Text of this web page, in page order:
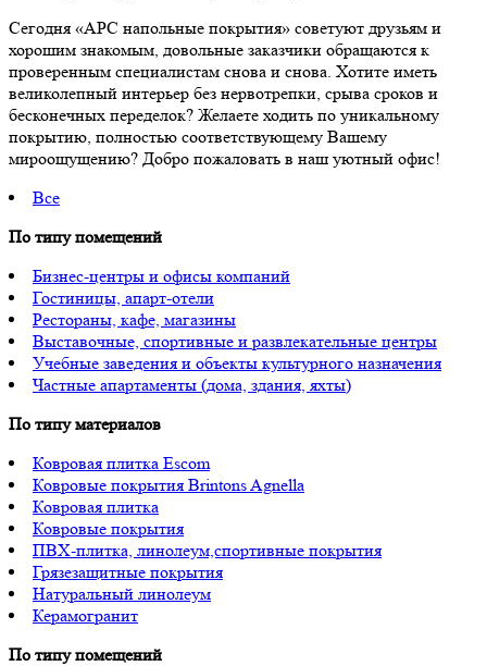
Сегодня «АРС напольные покрытия» советуют друзьям и
хорошим знакомым, довольные заказчики обращаются к
проверенным специалистам снова и снова. Хотите иметь
великолепный интерьер без нервотрепки, срыва сроков и
бесконечных переделок? Желаете ходить по уникальному
покрытию, полностью соответствующему Вашему
мироощущению? Добро пожаловать в наш уютный офис!
Все
По типу помещений
Бизнес-центры и офисы компаний
Гостиницы, апарт-отели
Рестораны, кафе, магазины
Выставочные, спортивные и развлекательные центры
Учебные заведения и объекты культурного назначения
Частные апартаменты (дома, здания, яхты)
По типу материалов
Ковровая плитка Escom
Ковровые покрытия Brintons Agnella
Ковровая плитка
Ковровые покрытия
ПВХ-плитка, линолеум,спортивные покрытия
Грязезащитные покрытия
Натуральный линолеум
Керамогранит
По типу помещений